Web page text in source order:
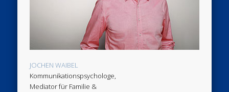
JOCHEN WAIBEL
Kommunikationspsychologe,
Mediator für Familie &